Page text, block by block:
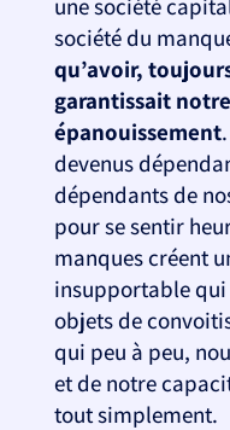
société du
qu’avoir,
garantissait
épanouissement
devenus
dépendants de
pour se sentir
manques créent
insupportable qui
objets de
qui peu à peu,
et de notre
tout simplement.